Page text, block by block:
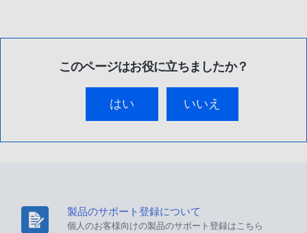
このページはお役に立ちましたか？
はい いいえ
製品のサポート登録について
個人のお客様向けの製品のサポート登録はこちら